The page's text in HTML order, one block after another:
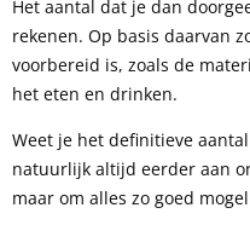
Het aantal dat je dan
rekenen. Op basis daarvan
voorbereid is, zoals de
het eten en drinken.
Weet je het definitieve
natuurlijk altijd eerder aan
maar om alles zo goed